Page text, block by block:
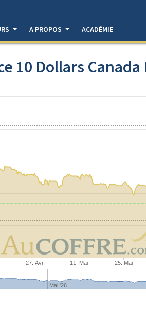
A PROPOS ACADÉMIE
10 Dollars
27. Avr 11. Mai 25. Mai
Mai '26